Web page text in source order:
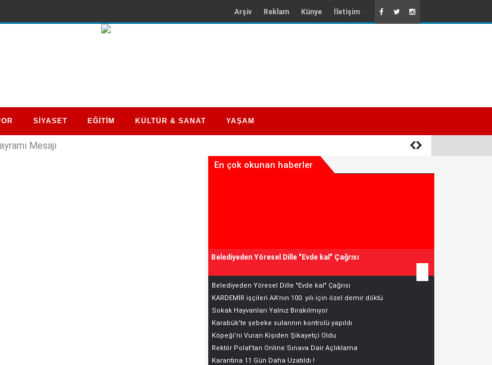
Arşiv Reklam Künye İletişim
SİYASET EĞİTİM KÜLTÜR & SANAT YAŞAM
Mesajı
En çok okunan haberler
Belediyeden Yöresel Dille "Evde kal" Çağrısı
Belediyeden Yöresel Dille "Evde kal" Çağrısı
KARDEMİR işçileri AA'nın 100. yılı için özel demir döktü
Sokak Hayvanları Yalnız Bırakılmıyor
Karabük'te şebeke sularının kontrolü yapıldı
Köpeği’ni Vuran Kişiden Şikayetçi Oldu
Rektör Polat’tan Online Sınava Dair Açlıklama
Karantina 11 Gün Daha Uzatıldı !